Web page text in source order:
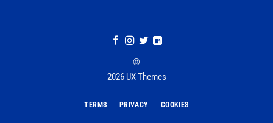
©
2026 UX Themes
TERMS PRIVACY COOKIES